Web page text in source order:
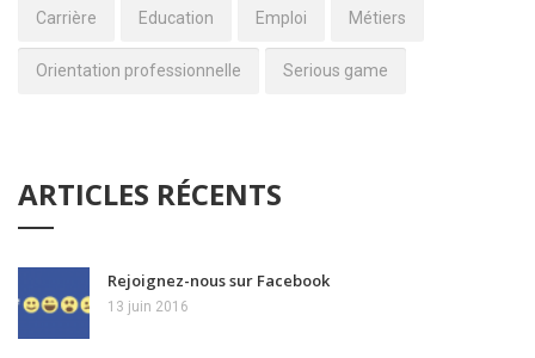
Carrière Education Emploi Métiers
Orientation professionnelle Serious game
ARTICLES RÉCENTS
Rejoignez-nous sur Facebook
13 juin 2016